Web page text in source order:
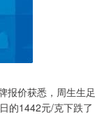
价获悉，周生生足
的1442元/克下跌了